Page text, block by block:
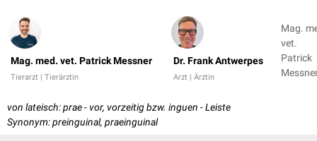
Mag. med. vet. Patrick Messner
Tierarzt | Tierärztin
Dr. Frank Antwerpes
Arzt | Ärztin
Mag.
vet.
Patrick
von lateisch: prae - vor, vorzeitig bzw. inguen - Leiste
Synonym: preinguinal, praeinguinal